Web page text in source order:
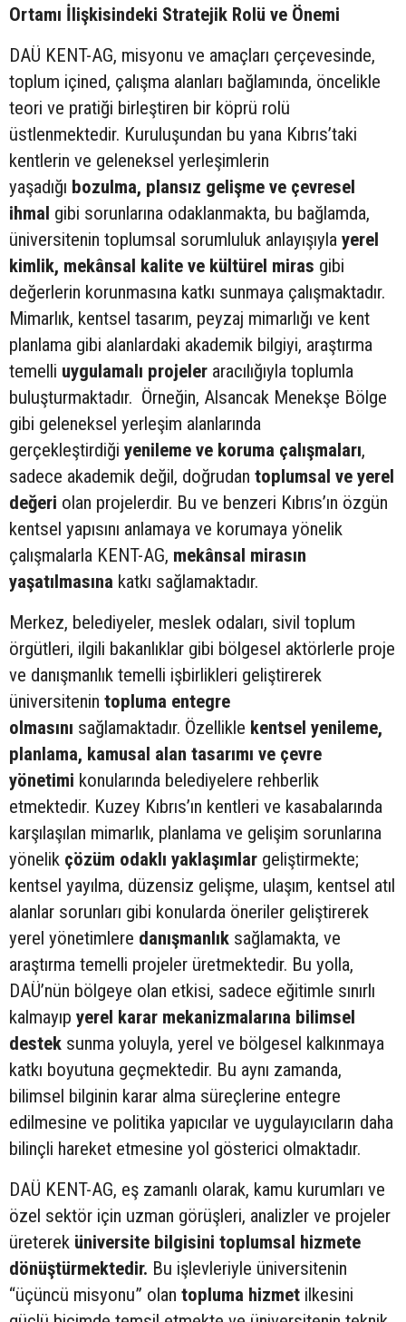
Ortamı İlişkisindeki Stratejik Rolü ve Önemi
DAÜ KENT-AG, misyonu ve amaçları çerçevesinde,
toplum içined, çalışma alanları bağlamında, öncelikle
teori ve pratiği birleştiren bir köprü rolü
üstlenmektedir. Kuruluşundan bu yana Kıbrıs’taki
kentlerin ve geleneksel yerleşimlerin
yaşadığı bozulma, plansız gelişme ve çevresel
ihmal gibi sorunlarına odaklanmakta, bu bağlamda,
üniversitenin toplumsal sorumluluk anlayışıyla yerel
kimlik, mekânsal kalite ve kültürel miras gibi
değerlerin korunmasına katkı sunmaya çalışmaktadır.
Mimarlık, kentsel tasarım, peyzaj mimarlığı ve kent
planlama gibi alanlardaki akademik bilgiyi, araştırma
temelli uygulamalı projeler aracılığıyla toplumla
buluşturmaktadır. Örneğin, Alsancak Menekşe Bölge
gibi geleneksel yerleşim alanlarında
gerçekleştirdiği yenileme ve koruma çalışmaları,
sadece akademik değil, doğrudan toplumsal ve yerel
değeri olan projelerdir. Bu ve benzeri Kıbrıs’ın özgün
kentsel yapısını anlamaya ve korumaya yönelik
çalışmalarla KENT-AG, mekânsal mirasın
yaşatılmasına katkı sağlamaktadır.
Merkez, belediyeler, meslek odaları, sivil toplum
örgütleri, ilgili bakanlıklar gibi bölgesel aktörlerle proje
ve danışmanlık temelli işbirlikleri geliştirerek
üniversitenin topluma entegre
olmasını sağlamaktadır. Özellikle kentsel yenileme,
planlama, kamusal alan tasarımı ve çevre
yönetimi konularında belediyelere rehberlik
etmektedir. Kuzey Kıbrıs’ın kentleri ve kasabalarında
karşılaşılan mimarlık, planlama ve gelişim sorunlarına
yönelik çözüm odaklı yaklaşımlar geliştirmekte;
kentsel yayılma, düzensiz gelişme, ulaşım, kentsel atıl
alanlar sorunları gibi konularda öneriler geliştirerek
yerel yönetimlere danışmanlık sağlamakta, ve
araştırma temelli projeler üretmektedir. Bu yolla,
DAÜ’nün bölgeye olan etkisi, sadece eğitimle sınırlı
kalmayıp yerel karar mekanizmalarına bilimsel
destek sunma yoluyla, yerel ve bölgesel kalkınmaya
katkı boyutuna geçmektedir. Bu aynı zamanda,
bilimsel bilginin karar alma süreçlerine entegre
edilmesine ve politika yapıcılar ve uygulayıcıların daha
bilinçli hareket etmesine yol gösterici olmaktadır.
DAÜ KENT-AG, eş zamanlı olarak, kamu kurumları ve
özel sektör için uzman görüşleri, analizler ve projeler
üreterek üniversite bilgisini toplumsal hizmete
dönüştürmektedir. Bu işlevleriyle üniversitenin
“üçüncü misyonu” olan topluma hizmet ilkesini